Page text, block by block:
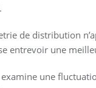
de distribution
entrevoir une
une